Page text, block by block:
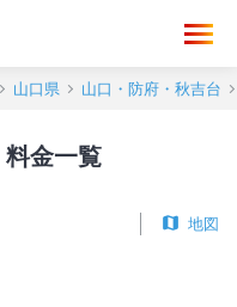
山口県 山口・防府・秋吉台
金一覧
地図